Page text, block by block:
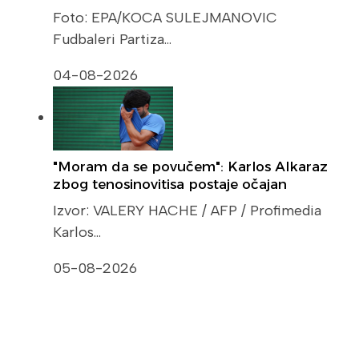
Foto: EPA/KOCA SULEJMANOVIC
Fudbaleri Partiza…
04-08-2026
"Moram da se povučem": Karlos Alkaraz
zbog tenosinovitisa postaje očajan
Izvor: VALERY HACHE / AFP / Profimedia
Karlos…
05-08-2026